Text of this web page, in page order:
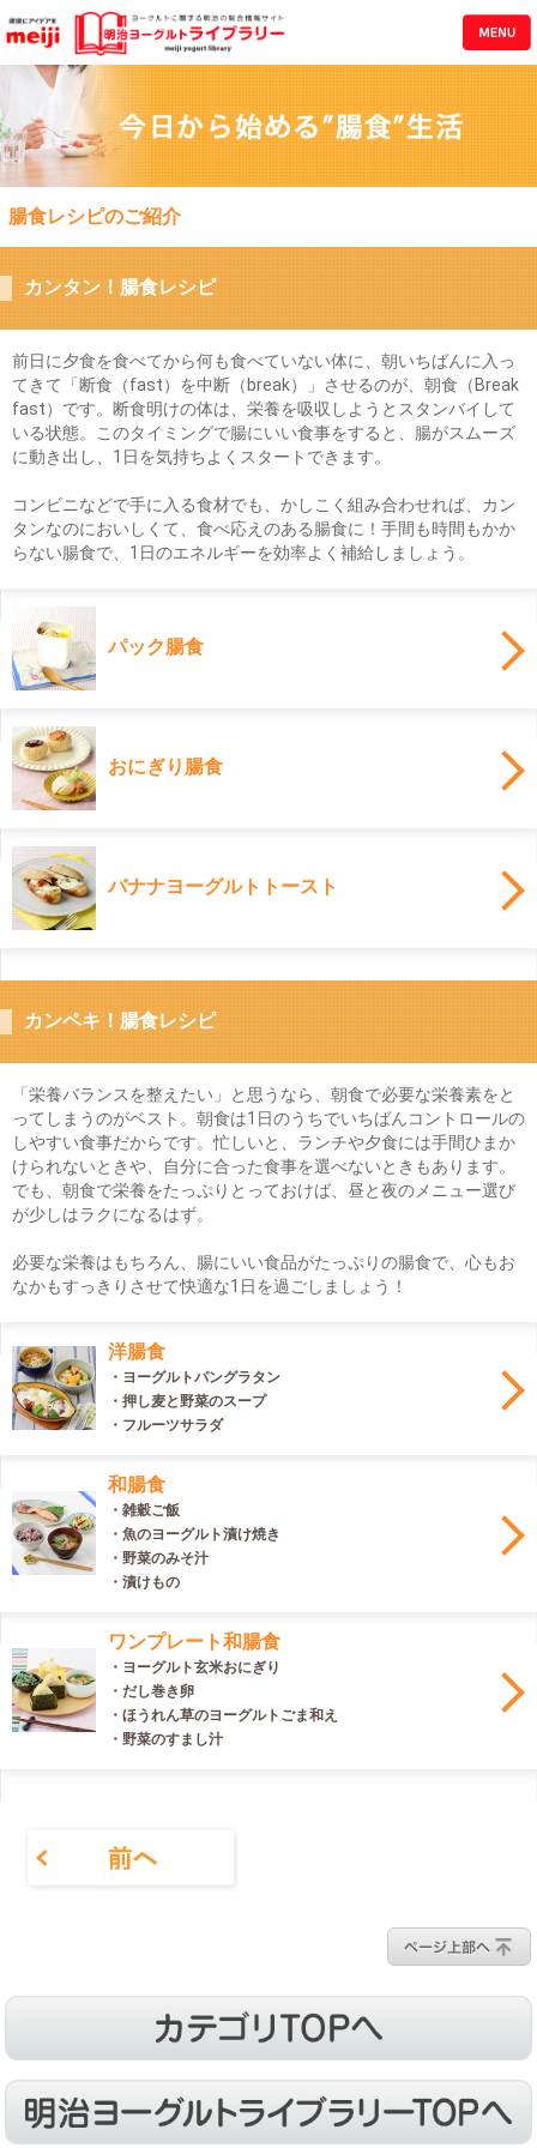
腸食レシピのご紹介
カンタン！腸食レシピ
前日に夕食を食べてから何も食べていない体に、朝いちばんに入っ
てきて「断食（fast）を中断（break）」させるのが、朝食（Break
fast）です。断食明けの体は、栄養を吸収しようとスタンバイして
いる状態。このタイミングで腸にいい食事をすると、腸がスムーズ
に動き出し、1日を気持ちよくスタートできます。
コンビニなどで手に入る食材でも、かしこく組み合わせれば、カン
タンなのにおいしくて、食べ応えのある腸食に！手間も時間もかか
らない腸食で、1日のエネルギーを効率よく補給しましょう。
パック腸食
おにぎり腸食
バナナヨーグルトトースト
カンペキ！腸食レシピ
「栄養バランスを整えたい」と思うなら、朝食で必要な栄養素をと
ってしまうのがベスト。朝食は1日のうちでいちばんコントロールの
しやすい食事だからです。忙しいと、ランチや夕食には手間ひまか
けられないときや、自分に合った食事を選べないときもあります。
でも、朝食で栄養をたっぷりとっておけば、昼と夜のメニュー選び
が少しはラクになるはず。
必要な栄養はもちろん、腸にいい食品がたっぷりの腸食で、心もお
なかもすっきりさせて快適な1日を過ごしましょう！
洋腸食
・ヨーグルトパングラタン
・押し麦と野菜のスープ
・フルーツサラダ
和腸食
・雑穀ご飯
・魚のヨーグルト漬け焼き
・野菜のみそ汁
・漬けもの
ワンプレート和腸食
・ヨーグルト玄米おにぎり
・だし巻き卵
・ほうれん草のヨーグルトごま和え
・野菜のすまし汁